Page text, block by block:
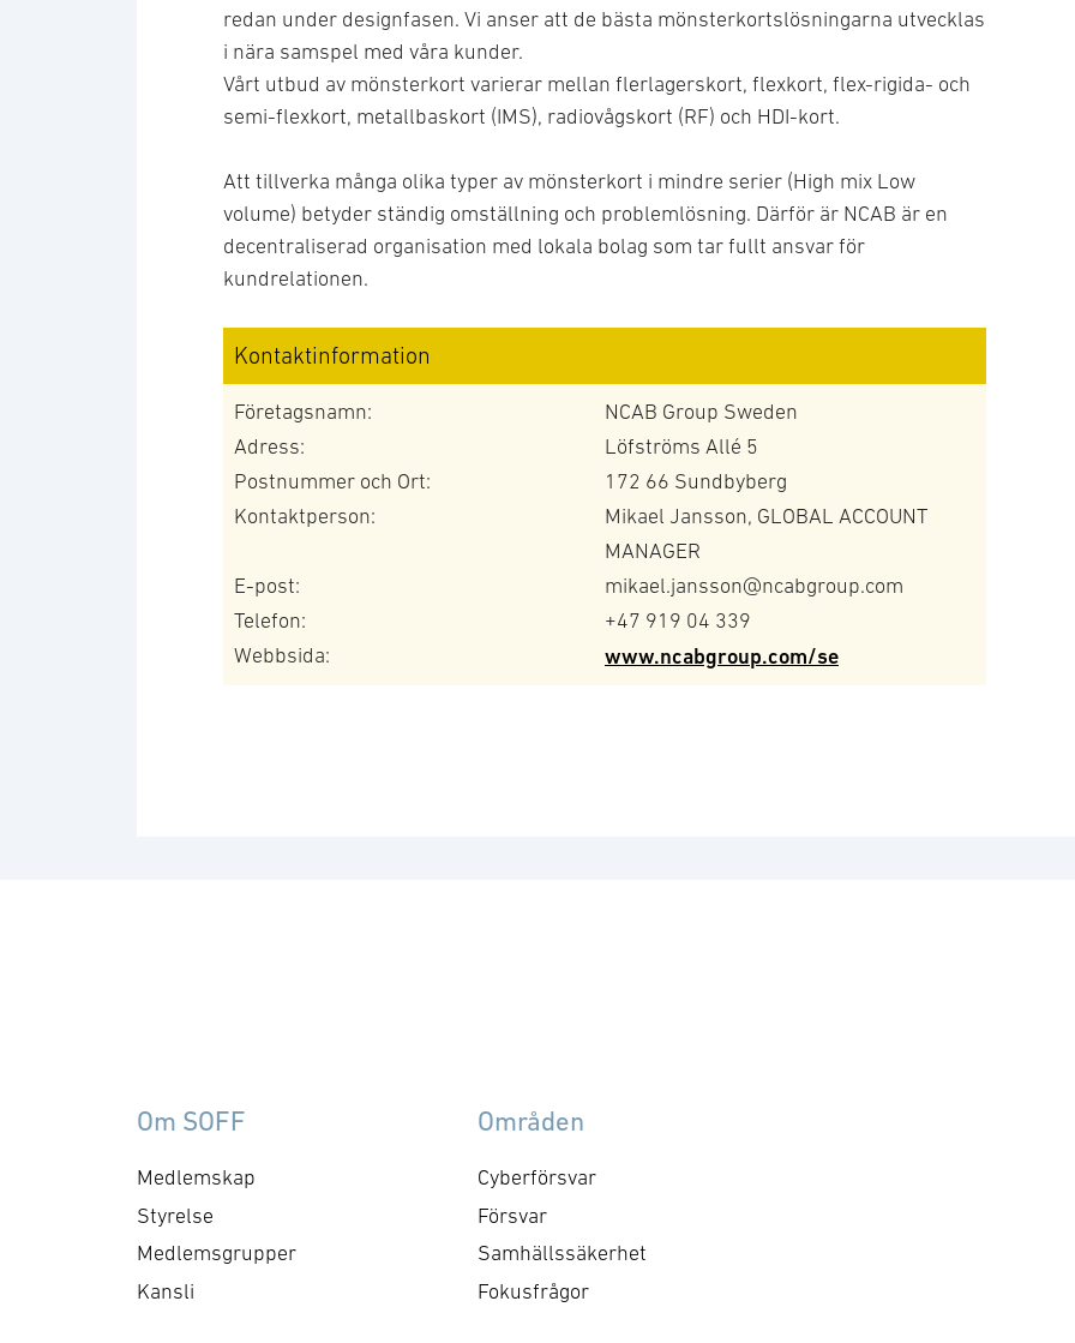
redan under designfasen. Vi anser att de bästa mönsterkortslösningarna utvecklas
i nära samspel med våra kunder.
Vårt utbud av mönsterkort varierar mellan flerlagerskort, flexkort, flex-rigida- och
semi-flexkort, metallbaskort (IMS), radiovågskort (RF) och HDI-kort.
Att tillverka många olika typer av mönsterkort i mindre serier (High mix Low
volume) betyder ständig omställning och problemlösning. Därför är NCAB är en
decentraliserad organisation med lokala bolag som tar fullt ansvar för
kundrelationen.
Kontaktinformation
Företagsnamn:
NCAB Group Sweden
Adress:
Löfströms Allé 5
Postnummer och Ort:
172 66 Sundbyberg
Kontaktperson:
Mikael Jansson, GLOBAL ACCOUNT
MANAGER
E-post:
mikael.jansson@ncabgroup.com
Telefon:
+47 919 04 339
Webbsida:
www.ncabgroup.com/se
Om SOFF
Medlemskap
Styrelse
Medlemsgrupper
Kansli
Områden
Cyberförsvar
Försvar
Samhällssäkerhet
Fokusfrågor